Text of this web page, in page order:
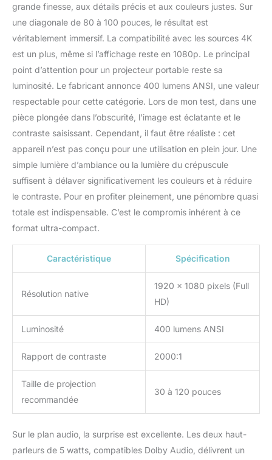
grande finesse, aux détails précis et aux couleurs justes. Sur
une diagonale de 80 à 100 pouces, le résultat est
véritablement immersif. La compatibilité avec les sources 4K
est un plus, même si l’affichage reste en 1080p. Le principal
point d’attention pour un projecteur portable reste sa
luminosité. Le fabricant annonce 400 lumens ANSI, une valeur
respectable pour cette catégorie. Lors de mon test, dans une
pièce plongée dans l’obscurité, l’image est éclatante et le
contraste saisissant. Cependant, il faut être réaliste : cet
appareil n’est pas conçu pour une utilisation en plein jour. Une
simple lumière d’ambiance ou la lumière du crépuscule
suffisent à délaver significativement les couleurs et à réduire
le contraste. Pour en profiter pleinement, une pénombre quasi
totale est indispensable. C’est le compromis inhérent à ce
format ultra-compact.
Caractéristique Spécification
Résolution native
1920 x 1080 pixels (Full
HD)
Luminosité 400 lumens ANSI
Rapport de contraste 2000:1
Taille de projection
recommandée
30 à 120 pouces
Sur le plan audio, la surprise est excellente. Les deux haut-
parleurs de 5 watts, compatibles Dolby Audio, délivrent un